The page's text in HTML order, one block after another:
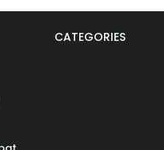
CATEGORIES